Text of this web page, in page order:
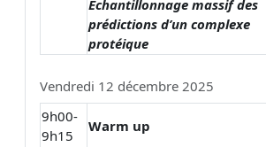
Échantillonnage massif des
prédictions d’un complexe
protéique
Vendredi 12 décembre 2025
9h00-
9h15
Warm up